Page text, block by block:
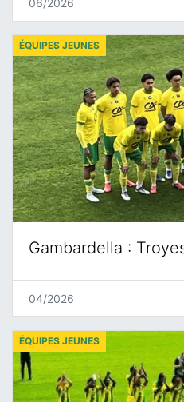
06/2026
Gambardella :
ÉQUIPES JEUNES
04/2026
ÉQUIPES JEUNES